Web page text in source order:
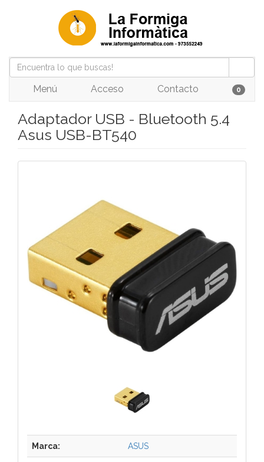
Menú Acceso Contacto 0
Adaptador USB - Bluetooth 5.4
Asus USB-BT540
Marca: ASUS